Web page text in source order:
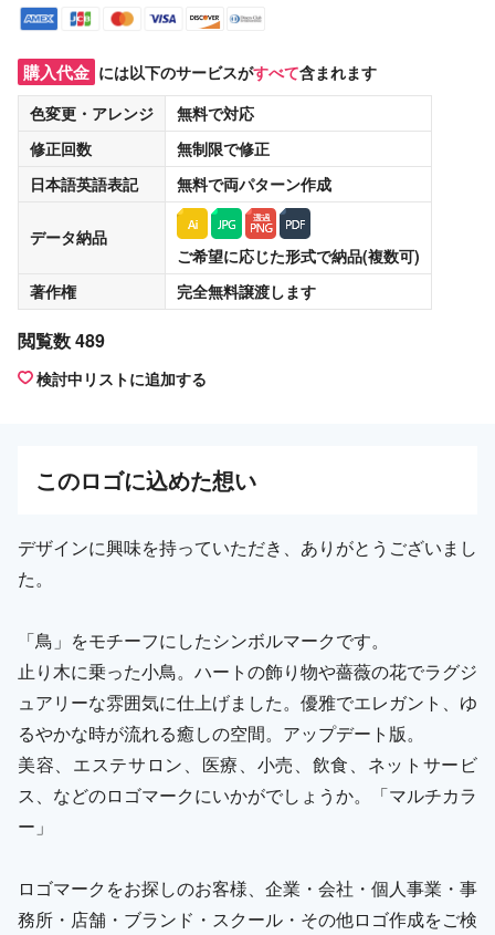
購入代金 には以下のサービスがすべて含まれます
色変更・アレンジ
無料で対応
修正回数
無制限で修正
日本語英語表記
無料で両パターン作成
データ納品
ご希望に応じた形式で納品(複数可)
著作権
完全無料譲渡します
閲覧数 489
検討中リストに追加する
このロゴに込めた想い
デザインに興味を持っていただき、ありがとうございまし
た。
「鳥」をモチーフにしたシンボルマークです。
止り木に乗った小鳥。ハートの飾り物や薔薇の花でラグジ
ュアリーな雰囲気に仕上げました。優雅でエレガント、ゆ
るやかな時が流れる癒しの空間。アップデート版。
美容、エステサロン、医療、小売、飲食、ネットサービ
ス、などのロゴマークにいかがでしょうか。「マルチカラ
ー」
ロゴマークをお探しのお客様、企業・会社・個人事業・事
務所・店舗・ブランド・スクール・その他ロゴ作成をご検